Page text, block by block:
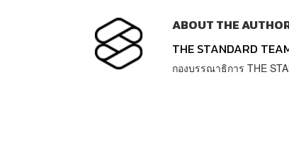
ABOUT THE
THE STANDARD
กองบรรณาธิการ THE